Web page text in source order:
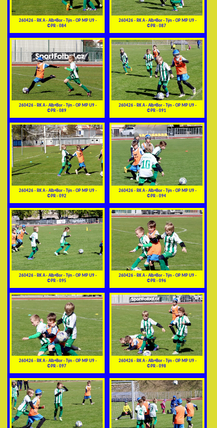
260426 - RK A - Alb+Bor - Týn - OP MP U9 -
©PR - 084
260426 - RK A - Alb+Bor - Týn - OP MP U9 -
©PR - 087
260426 - RK A - Alb+Bor - Týn - OP MP U9 -
©PR - 089
260426 - RK A - Alb+Bor - Týn - OP MP U9 -
©PR - 091
260426 - RK A - Alb+Bor - Týn - OP MP U9 -
©PR - 092
260426 - RK A - Alb+Bor - Týn - OP MP U9 -
©PR - 094
260426 - RK A - Alb+Bor - Týn - OP MP U9 -
©PR - 095
260426 - RK A - Alb+Bor - Týn - OP MP U9 -
©PR - 096
260426 - RK A - Alb+Bor - Týn - OP MP U9 -
©PR - 097
260426 - RK A - Alb+Bor - Týn - OP MP U9 -
©PR - 098